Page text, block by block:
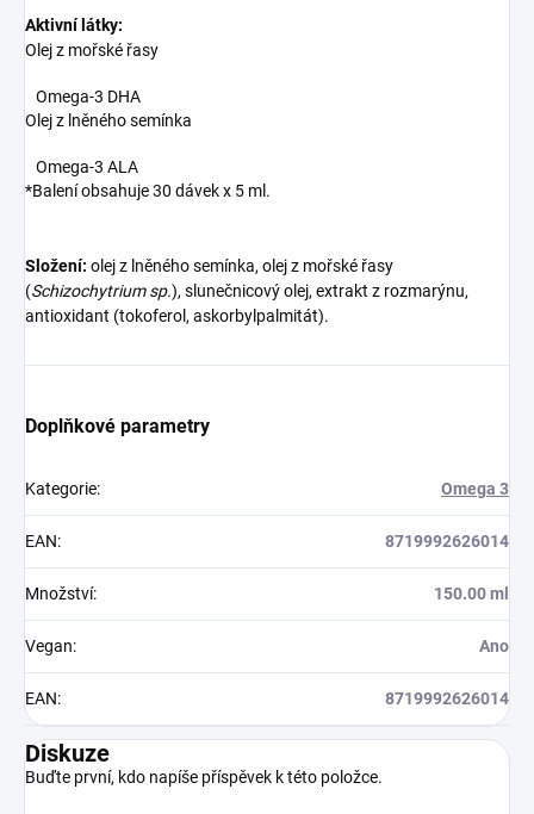
Aktivní látky:
Olej z mořské řasy
Omega-3 DHA
Olej z lněného semínka
Omega-3 ALA
*Balení obsahuje 30 dávek x 5 ml.
Složení: olej z lněného semínka, olej z mořské řasy
(Schizochytrium sp.), slunečnicový olej, extrakt z rozmarýnu,
antioxidant (tokoferol, askorbylpalmitát).
Doplňkové parametry
Kategorie: Omega 3
EAN: 8719992626014
Množství: 150.00 ml
Vegan: Ano
EAN: 8719992626014
Diskuze
Buďte první, kdo napíše příspěvek k této položce.